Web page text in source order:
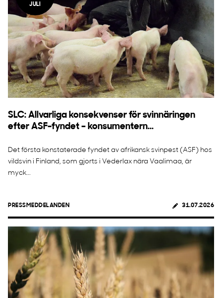
JULI
SLC: Allvarliga konsekvenser för svinnäringen
efter ASF-fyndet – konsumentern...
Det första konstaterade fyndet av afrikansk svinpest (ASF) hos
vildsvin i Finland, som gjorts i Vederlax nära Vaalimaa, är
myck...
PRESSMEDDELANDEN 31.07.2026